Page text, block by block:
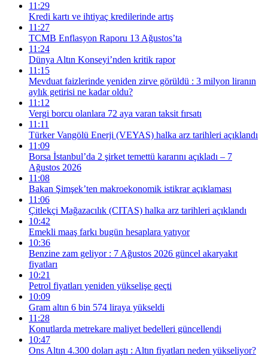
11:29
Kredi kartı ve ihtiyaç kredilerinde artış
11:27
TCMB Enflasyon Raporu 13 Ağustos’ta
11:24
Dünya Altın Konseyi’nden kritik rapor
11:15
Mevduat faizlerinde yeniden zirve görüldü : 3 milyon liranın
aylık getirisi ne kadar oldu?
11:12
Vergi borcu olanlara 72 aya varan taksit fırsatı
11:11
Türker Vangölü Enerji (VEYAS) halka arz tarihleri açıklandı
11:09
Borsa İstanbul’da 2 şirket temettü kararını açıkladı – 7
Ağustos 2026
11:08
Bakan Şimşek’ten makroekonomik istikrar açıklaması
11:06
Çitlekçi Mağazacılık (CITAS) halka arz tarihleri açıklandı
10:42
Emekli maaş farkı bugün hesaplara yatıyor
10:36
Benzine zam geliyor : 7 Ağustos 2026 güncel akaryakıt
fiyatları
10:21
Petrol fiyatları yeniden yükselişe geçti
10:09
Gram altın 6 bin 574 liraya yükseldi
11:28
Konutlarda metrekare maliyet bedelleri güncellendi
10:47
Ons Altın 4.300 doları aştı : Altın fiyatları neden yükseliyor?